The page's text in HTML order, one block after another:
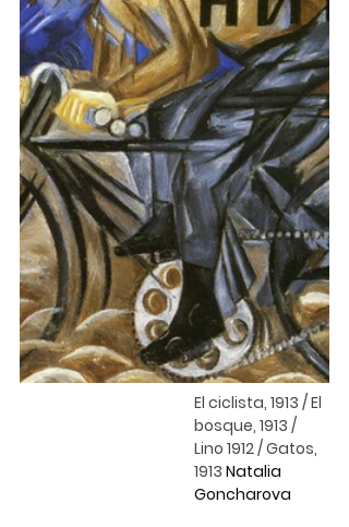
El ciclista, 1913 / El
bosque, 1913 /
Lino 1912 / Gatos,
1913 Natalia
Goncharova